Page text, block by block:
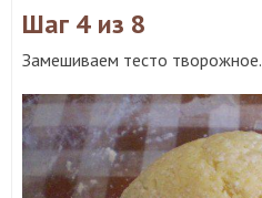
Шаг 4 из 8
Замешиваем тесто творожное.